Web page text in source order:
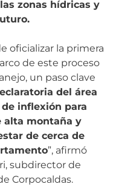
zonas hídricas y
oficializar la primera
de este proceso
un paso clave
del área
inflexión para
alta montaña y
de cerca de
”, afirmó
subdirector de
Corpocaldas.